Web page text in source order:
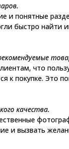
и понятные
быстро найти
что
к покупке. Это
качества.
и вызвать